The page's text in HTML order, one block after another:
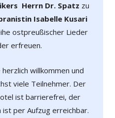
Herrn Dr. Spatz zu
Isabelle Kusari
ostpreußischer Lieder
erfreuen.
willkommen und
viele Teilnehmer. Der
ist barrierefrei, der
per Aufzug erreichbar.